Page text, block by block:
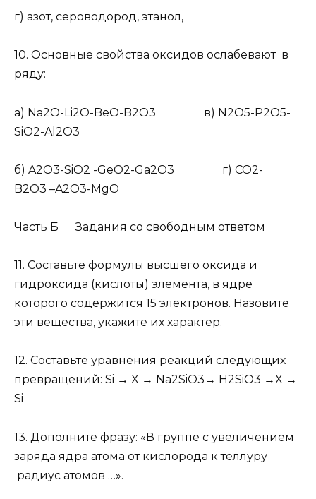
г) азот, сероводород, этанол,
10. Основные свойства оксидов ослабевают в
ряду:
а) Na2O-Li2O-BeO-B2O3 в) N2O5-P2O5-
SiO2-Al 2O3
б) A2O3-SiO2 -GeO2-Ga2O3 г) CO2-
B2O3 –A2O3-MgO
Часть Б Задания со свободным ответом
11. Составьте формулы высшего оксида и
гидроксида (кислоты) элемента, в ядре
которого содержится 15 электронов. Назовите
эти вещества, укажите их характер.
12. Составьте уравнения реакций следующих
превращений: Si → X → Na2SiO3 → H2SiO3 →X →
Si
13. Дополните фразу: «В группе с увеличением
заряда ядра атома от кислорода к теллуру
радиус атомов …».